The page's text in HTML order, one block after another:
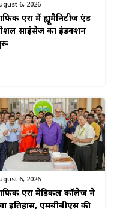
6, 2026
एरा में ह्यूमैनिटीज एंड
साइंसेज का इंडक्शन
6, 2026
एरा मेडिकल कॉलेज ने
इतिहास, एमबीबीएस की